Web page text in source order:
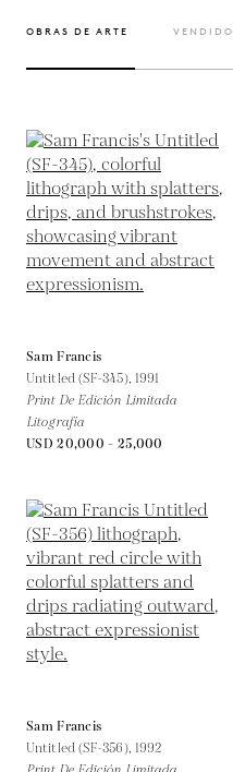
OBRAS DE ARTE VENDIDO
Sam Francis
Untitled (SF-345), 1991
Print De Edición Limitada
Litografía
USD 20,000 - 25,000
Sam Francis
Untitled (SF-356), 1992